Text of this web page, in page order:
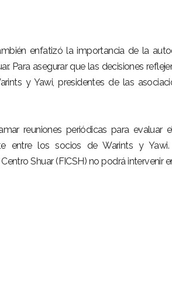
enfatizó la importancia de la
Para asegurar que las decisiones
y Yawi, presidentes de las
reuniones periódicas para
entre los socios de Warints y
Shuar (FICSH) no podrá